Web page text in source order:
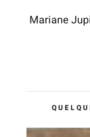
Mariane